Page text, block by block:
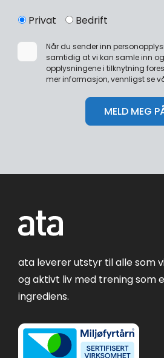
Privat Bedrift
Når du sender inn
samtidig at vi kan samle inn
opplysningene i tilknytning
mer informasjon, vennligst se
ata leverer utstyr til alle som
og aktivt liv med trening som
ingrediens.